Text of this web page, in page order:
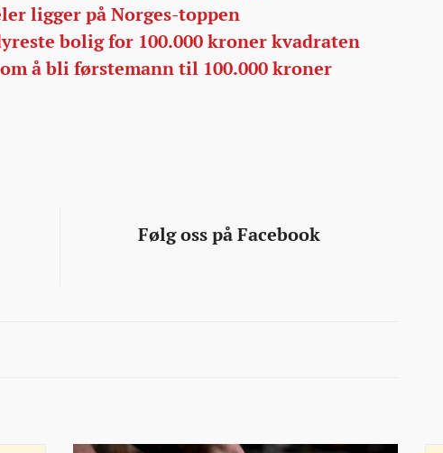
ligger på Norges-toppen
bolig for 100.000 kroner kvadraten
å bli førstemann til 100.000 kroner
Følg oss på Facebook